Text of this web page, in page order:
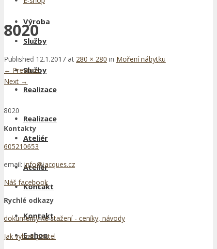
Služby
Realizace
Ateliér
Kontakt
E-shop
Výroba
Služby
Realizace
Ateliér
Kontakt
8020
Published 12.1.2017 at 280 × 280 in Moření nábytku
← Previous
Next →
8020
Kontakty
605210653
email: info@jacques.cz
Náš facebook
Rychlé odkazy
dokumenty ke stažení - ceníky, návody
Jak vybrat postel